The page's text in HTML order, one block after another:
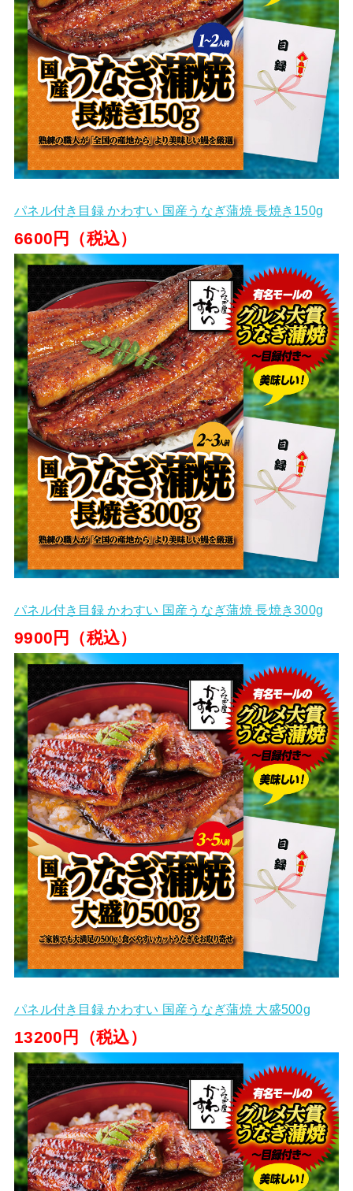
パネル付き目録 かわすい 国産うなぎ蒲焼 長焼き150g
6600円（税込）
パネル付き目録 かわすい 国産うなぎ蒲焼 長焼き300g
9900円（税込）
パネル付き目録 かわすい 国産うなぎ蒲焼 大盛500g
13200円（税込）